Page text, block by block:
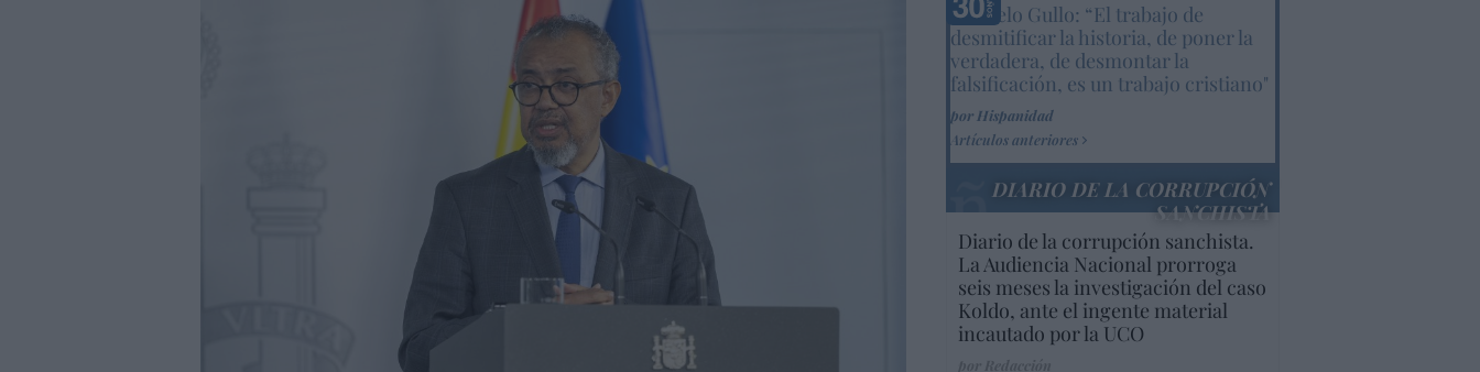
Marcelo Gullo: “El trabajo de
desmitificar la historia, de poner la
verdadera, de desmontar la
falsificación, es un trabajo cristiano"
por Hispanidad
Artículos anteriores
DIARIO DE LA CORRUPCIÓN
SANCHISTA
Diario de la corrupción sanchista.
La Audiencia Nacional prorroga
seis meses la investigación del caso
Koldo, ante el ingente material
incautado por la UCO